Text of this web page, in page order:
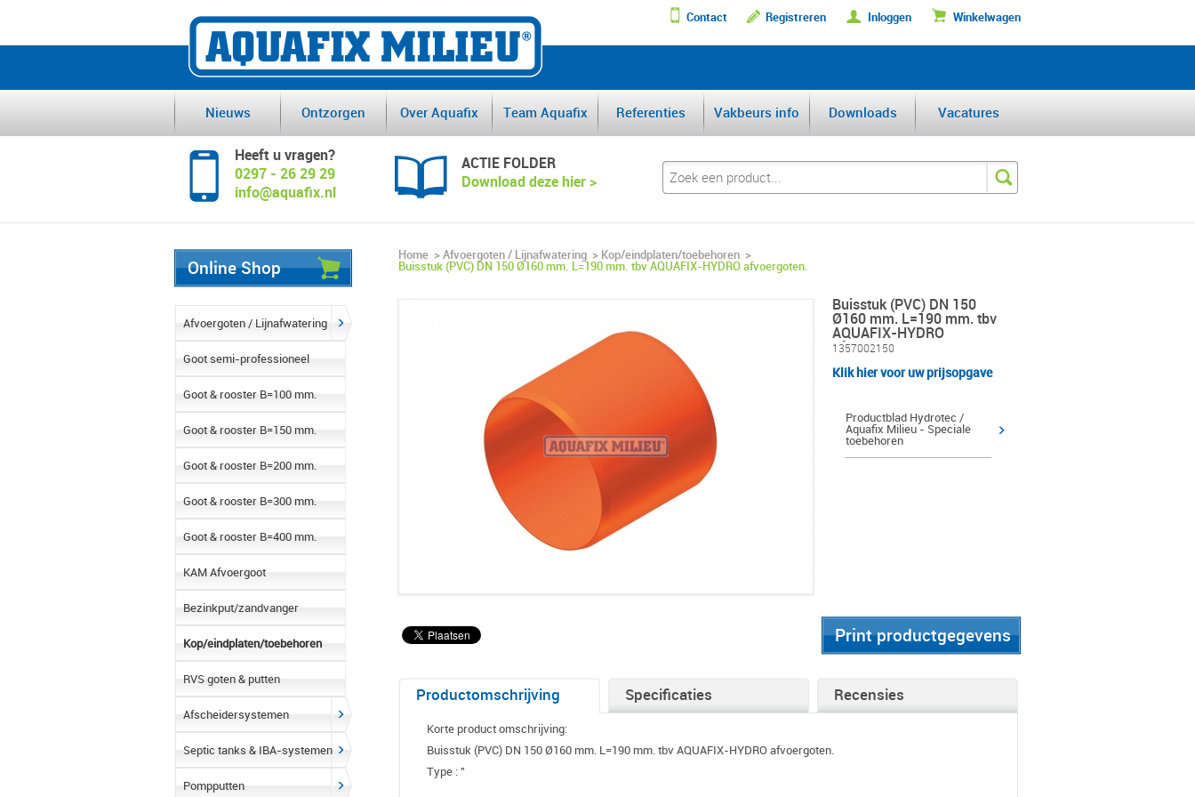
Contact Registreren Inloggen Winkelwagen
DE GROOTSTE AFSCHEIDERFABRIKANT VAN DE BENELUX
Nieuws Ontzorgen Over Aquafix Team Aquafix Referenties Vakbeurs info Downloads Vacatures
Heeft u vragen?
0297 - 26 29 29
info@aquafix.nl
ACTIE FOLDER
Download deze hier >
Online Shop
Afvoergoten / Lijnafwatering
Goot semi-professioneel
Goot & rooster B=100 mm.
Goot & rooster B=150 mm.
Goot & rooster B=200 mm.
Goot & rooster B=300 mm.
Goot & rooster B=400 mm.
KAM Afvoergoot
Bezinkput/zandvanger
Kop/eindplaten/toebehoren
RVS goten & putten
Afscheidersystemen
Septic tanks & IBA-systemen
Pompputten
Home >Afvoergoten / Lijnafwatering > Kop/eindplaten/toebehoren >
Buisstuk (PVC) DN 150 Ø160 mm. L=190 mm. tbv AQUAFIX-HYDRO afvoergoten.
Buisstuk (PVC) DN 150
Ø160 mm. L=190 mm. tbv
AQUAFIX-HYDRO
afvoergoten.
1357002150
Klik hier voor uw prijsopgave
Productblad Hydrotec /
Aquafix Milieu - Speciale
toebehoren
Print productgegevens
Productomschrijving Specificaties Recensies
Korte product omschrijving:
Buisstuk (PVC) DN 150 Ø160 mm. L=190 mm. tbv AQUAFIX-HYDRO afvoergoten.
Type : "